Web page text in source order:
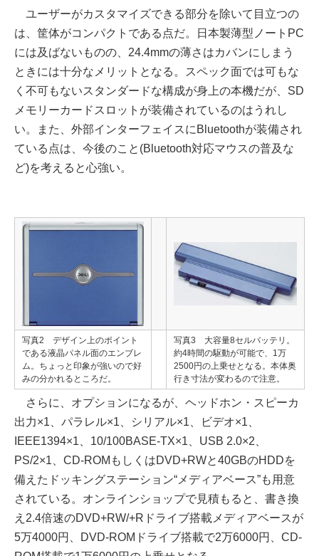
ユーザーがカスタマイズできる部分を除いて目立つの
は、筐体がコンパクトである点だ。日本製薄型ノートPC
には及ばないものの、24.4mmの薄さはカバンにしまう
ときには十分なメリットとなる。スペック面では可もな
く不可もないスタンダードな構成が身上の本機だが、SD
メモリーカードスロットが装備されているのはうれし
い。また、外部インターフェイスにBluetoothが装備され
ている点は、今後のこと(Bluetooth対応マウスの普及な
ど)を考えると心強い。
写真2 デザイン上のポイント
である液晶パネル面のエンブレ
ム。ちょっと印象が強いので好
みの分かれるところだ。
写真3 大容量8セルバッテリ。
約4時間の駆動が可能で、1万
2500円の上乗せとなる。本体奥
行き寸法が変わるので注意。
さらに、オプションになるが、ヘッドホン・スピーカ
出力×1、パラレル×1、シリアル×1、ビデオ×1、
IEEE1394×1、10/100BASE-TX×1、USB 2.0×2、
PS/2×1、CD-ROMもしくはDVD+RWと40GBのHDDを
備えたドッキングステーション“メディアベース”も用意
されている。オンラインショップで見積もると、書き換
え2.4倍速のDVD+RW/+Rドライブ搭載メディアベースが
5万4000円、DVD-ROMドライブ搭載で2万6000円、CD-